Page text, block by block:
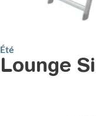
Été
Lounge